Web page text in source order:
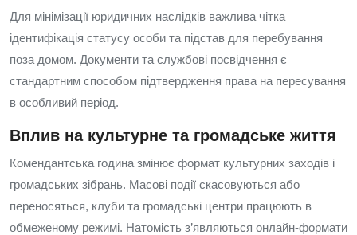
Для мінімізації юридичних наслідків важлива чітка
ідентифікація статусу особи та підстав для перебування
поза домом. Документи та службові посвідчення є
стандартним способом підтвердження права на пересування
в особливий період.
Вплив на культурне та громадське життя
Комендантська година змінює формат культурних заходів і
громадських зібрань. Масові події скасовуються або
переносяться, клуби та громадські центри працюють в
обмеженому режимі. Натомість з’являються онлайн-формати